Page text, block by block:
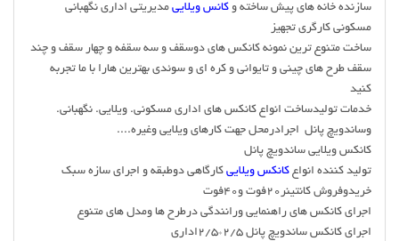
سازنده خانه های پیش ساخته و کانس ویلایی مدیریتی اداری نگهبانی
مسکونی کارگری تجهیز
ساخت متنوع ترین نمونه کانکس های دوسقف و سه سقفه و چهار سقف و چند
سقف طرح های چینی و تایوانی و کره ای و سوئدی بهترین هارا با ما تجربه
کنید
خدمات تولیدساخت انواع کانکس های اداری مسکونی. ویلایی. نگهبانی.
وساندویچ پانل اجرادرمحل جهت کارهای ویلایی وغیره....
کانکس ویلایی ساندویچ پانل
تولید کننده انواع کانکس ویلایی کارگاهی دوطبقه و اجرای سازه سبک
خریدوفروش کانتینر20فوت و40فوت
اجرای کانکس های راهنمایی ورانندگی درطرح ها ومدل های متنوع
اجرای کانکس ساندویچ پانل 2/5*2/5اداری